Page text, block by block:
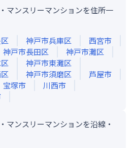
マンスリーマンションを住所一
神戸市兵庫区
西宮市
神戸市長田区
神戸市灘区
神戸市東灘区
神戸市須磨区
芦屋市
宝塚市
川西市
マンスリーマンションを沿線・